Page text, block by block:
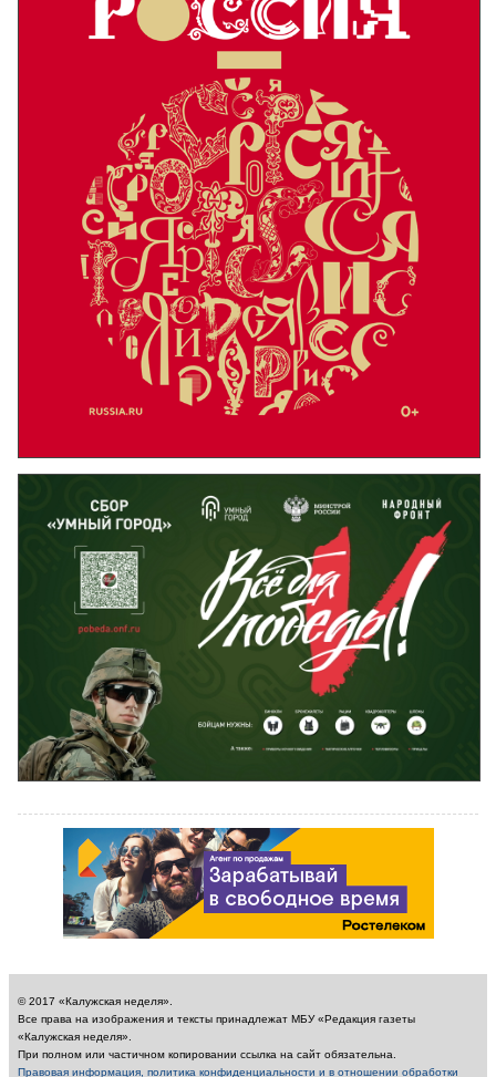
© 2017 «Калужская неделя».
Все права на изображения и тексты принадлежат МБУ «Редакция газеты
«Калужская неделя».
При полном или частичном копировании ссылка на сайт обязательна.
Правовая информация, политика конфиденциальности и в отношении обработки